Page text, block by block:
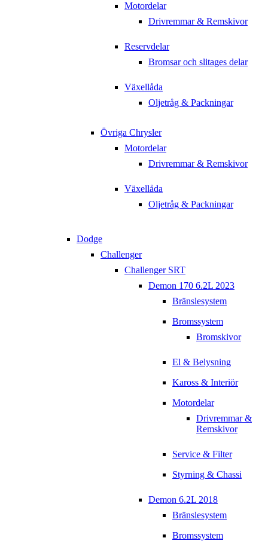
Motordelar
Drivremmar & Remskivor
Reservdelar
Bromsar och slitages delar
Växellåda
Oljetråg & Packningar
Övriga Chrysler
Motordelar
Drivremmar & Remskivor
Växellåda
Oljetråg & Packningar
Dodge
Challenger
Challenger SRT
Demon 170 6.2L 2023
Bränslesystem
Bromssystem
Bromskivor
El & Belysning
Kaross & Interiör
Motordelar
Drivremmar &
Remskivor
Service & Filter
Styrning & Chassi
Demon 6.2L 2018
Bränslesystem
Bromssystem